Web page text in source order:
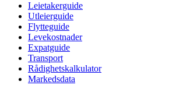
Leietakerguide
Utleierguide
Flytteguide
Levekostnader
Expatguide
Transport
Rådighetskalkulator
Markedsdata